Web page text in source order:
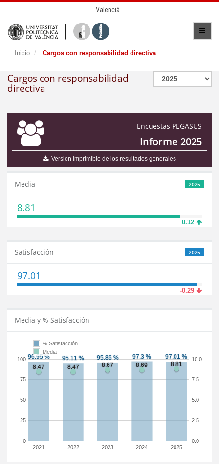
Valencià
Inicio Cargos con responsabilidad directiva
Cargos con responsabilidad
directiva
Encuestas PEGASUS
Informe 2025
Versión imprimible de los resultados generales
2025
Media
8.81
0.12
2025
Satisfacción
97.01
-0.29
Media y % Satisfacción
2021 2022 2023 2024 2025
0
25
50
75
100
0.0
2.5
5.0
7.5
10.0
% Satisfacción
Media